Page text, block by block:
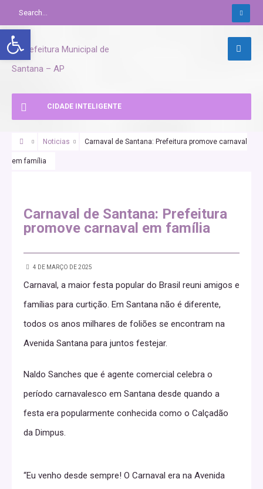
Abrir a barra de ferramentas
CIDADE INTELIGENTE
Noticias Carnaval de Santana: Prefeitura promove carnaval
em família
Carnaval de Santana: Prefeitura
promove carnaval em família
4 DE MARÇO DE 2025
Carnaval, a maior festa popular do Brasil reuni amigos e
famílias para curtição. Em Santana não é diferente,
todos os anos milhares de foliões se encontram na
Avenida Santana para juntos festejar.
Naldo Sanches que é agente comercial celebra o
período carnavalesco em Santana desde quando a
festa era popularmente conhecida como o Calçadão
da Dimpus.
“Eu venho desde sempre! O Carnaval era na Avenida